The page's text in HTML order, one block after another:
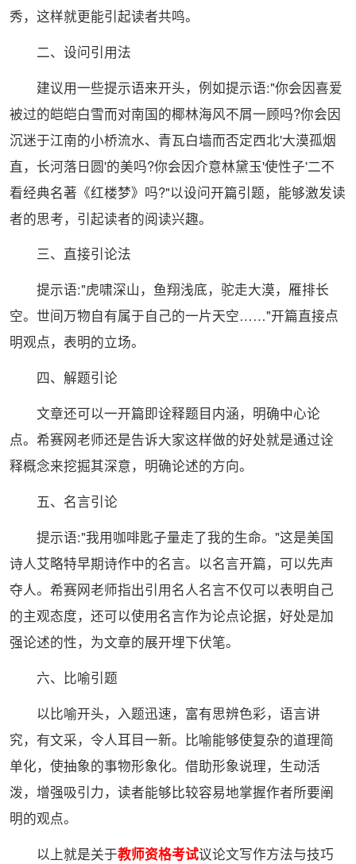
秀，这样就更能引起读者共鸣。
二、设问引用法
建议用一些提示语来开头，例如提示语:"你会因喜爱
被过的皑皑白雪而对南国的椰林海风不屑一顾吗?你会因
沉迷于江南的小桥流水、青瓦白墙而否定西北'大漠孤烟
直，长河落日圆'的美吗?你会因介意林黛玉'使性子'二不
看经典名著《红楼梦》吗?"以设问开篇引题，能够激发读
者的思考，引起读者的阅读兴趣。
三、直接引论法
提示语:"虎啸深山，鱼翔浅底，驼走大漠，雁排长
空。世间万物自有属于自己的一片天空……"开篇直接点
明观点，表明的立场。
四、解题引论
文章还可以一开篇即诠释题目内涵，明确中心论
点。希赛网老师还是告诉大家这样做的好处就是通过诠
释概念来挖掘其深意，明确论述的方向。
五、名言引论
提示语:"我用咖啡匙子量走了我的生命。"这是美国
诗人艾略特早期诗作中的名言。以名言开篇，可以先声
夺人。希赛网老师指出引用名人名言不仅可以表明自己
的主观态度，还可以使用名言作为论点论据，好处是加
强论述的性，为文章的展开埋下伏笔。
六、比喻引题
以比喻开头，入题迅速，富有思辨色彩，语言讲
究，有文采，令人耳目一新。比喻能够使复杂的道理简
单化，使抽象的事物形象化。借助形象说理，生动活
泼，增强吸引力，读者能够比较容易地掌握作者所要阐
明的观点。
以上就是关于教师资格考试议论文写作方法与技巧